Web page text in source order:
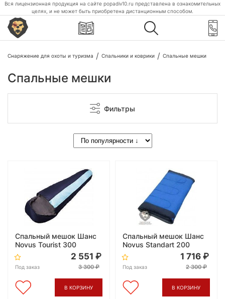
Вся лицензионная продукция на сайте popadiv10.ru представлена в ознакомительных
целях, и не может быть приобретена дистанционным способом.
Снаряжение для охоты и туризма Спальники и коврики Спальные мешки
Спальные мешки
Фильтры
Спальный мешок Шанс
Novus Tourist 300
Под заказ
2 551
3 300
В КОРЗИНУ
Спальный мешок Шанс
Novus Standart 200
Под заказ
1 716
2 300
В КОРЗИНУ